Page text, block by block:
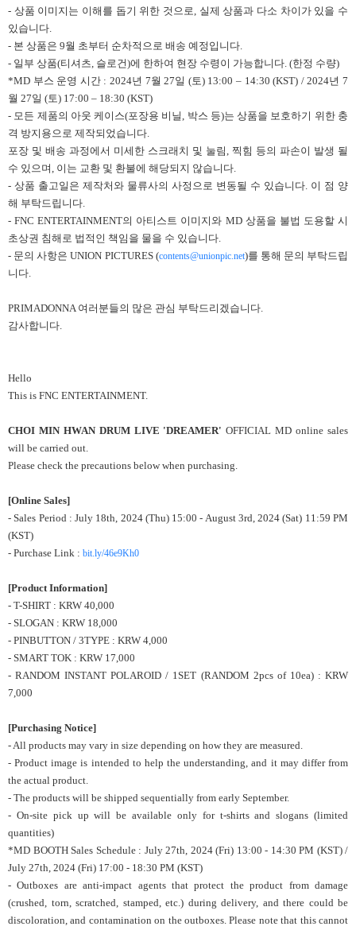
- 상품 이미지는 이해를 돕기 위한 것으로, 실제 상품과 다소 차이가 있을 수
있습니다.
- 본 상품은 9월 초부터 순차적으로 배송 예정입니다.
- 일부 상품(티셔츠, 슬로건)에 한하여 현장 수령이 가능합니다. (한정 수량)
*MD 부스 운영 시간 : 2024년 7월 27일 (토) 13:00 – 14:30 (KST) / 2024년 7
월 27일 (토) 17:00 – 18:30 (KST)
- 모든 제품의 아웃 케이스(포장용 비닐, 박스 등)는 상품을 보호하기 위한 충
격 방지용으로 제작되었습니다.
포장 및 배송 과정에서 미세한 스크래치 및 눌림, 찍힘 등의 파손이 발생 될
수 있으며, 이는 교환 및 환불에 해당되지 않습니다.
- 상품 출고일은 제작처와 물류사의 사정으로 변동될 수 있습니다. 이 점 양
해 부탁드립니다.
- FNC ENTERTAINMENT의 아티스트 이미지와 MD 상품을 불법 도용할 시
초상권 침해로 법적인 책임을 물을 수 있습니다.
- 문의 사항은 UNION PICTURES (contents@unionpic.net)를 통해 문의 부탁드립
니다.
PRIMADONNA 여러분들의 많은 관심 부탁드리겠습니다.
감사합니다.
Hello
This is FNC ENTERTAINMENT.
CHOI MIN HWAN DRUM LIVE 'DREAMER' OFFICIAL MD online sales
will be carried out.
Please check the precautions below when purchasing.
[Online Sales]
- Sales Period : July 18th, 2024 (Thu) 15:00 - August 3rd, 2024 (Sat) 11:59 PM
(KST)
- Purchase Link : bit.ly/46e9Kh0
[Product Information]
- T-SHIRT : KRW 40,000
- SLOGAN : KRW 18,000
- PINBUTTON / 3TYPE : KRW 4,000
- SMART TOK : KRW 17,000
- RANDOM INSTANT POLAROID / 1SET (RANDOM 2pcs of 10ea) : KRW
7,000
[Purchasing Notice]
- All products may vary in size depending on how they are measured.
- Product image is intended to help the understanding, and it may differ from
the actual product.
- The products will be shipped sequentially from early September.
- On-site pick up will be available only for t-shirts and slogans (limited
quantities)
*MD BOOTH Sales Schedule : July 27th, 2024 (Fri) 13:00 - 14:30 PM (KST) /
July 27th, 2024 (Fri) 17:00 - 18:30 PM (KST)
- Outboxes are anti-impact agents that protect the product from damage
(crushed, torn, scratched, stamped, etc.) during delivery, and there could be
discoloration, and contamination on the outboxes. Please note that this cannot